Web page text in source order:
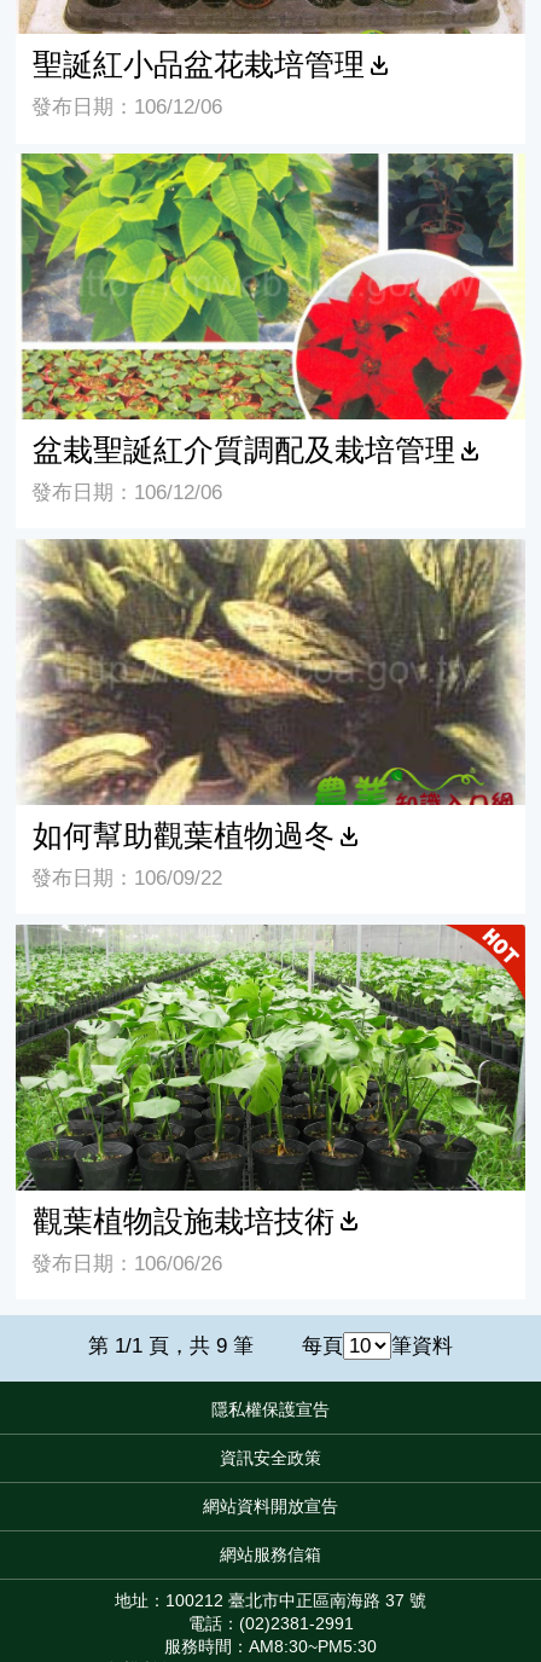
聖誕紅小品盆花栽培管理
發布日期：106/12/06
盆栽聖誕紅介質調配及栽培管理
盆栽聖誕紅介質調配及栽培管理
發布日期：106/12/06
如何幫助觀葉植物過冬
如何幫助觀葉植物過冬
發布日期：106/09/22
觀葉植物設施栽培技術
觀葉植物設施栽培技術
發布日期：106/06/26
第 1/1 頁，共 9 筆 每頁 筆資料
隱私權保護宣告
資訊安全政策
網站資料開放宣告
網站服務信箱
地址：100212 臺北市中正區南海路 37 號
電話：(02)2381-2991
服務時間：AM8:30~PM5:30